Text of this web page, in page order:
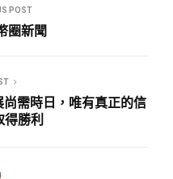
POST
圈新聞
需時日，唯有真正的信
勝利